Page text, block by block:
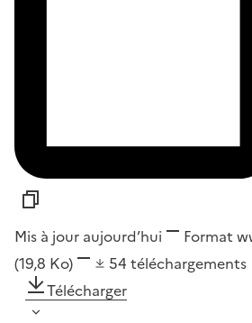
Mis à jour aujourd’hui Format
(19,8 Ko)
54 téléchargements
Télécharger